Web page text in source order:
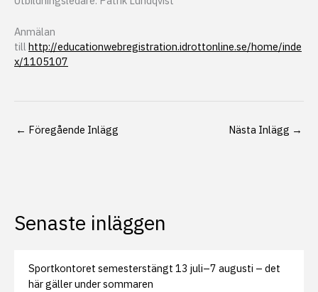
Anmälan
till http://educationwebregistration.idrottonline.se/home/inde
x/1105107
← Föregående Inlägg Nästa Inlägg →
Senaste inläggen
Sportkontoret semesterstängt 13 juli–7 augusti – det
här gäller under sommaren